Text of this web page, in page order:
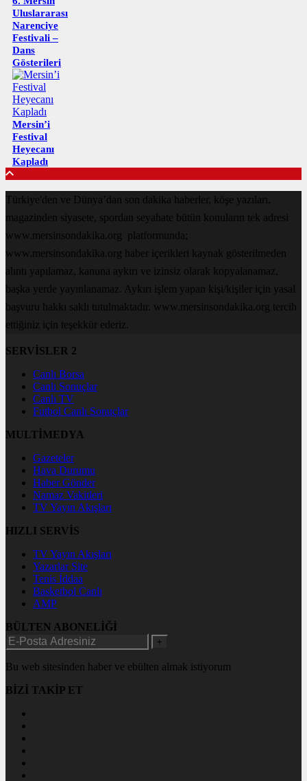
Uluslararası
Narenciye
Festivali –
Dans
Gösterileri
Mersin’i
Festival
Heyecanı
Kapladı
Türkiye'den ve Dünya’dan son dakika haberler, köşe yazıları,
magazinden siyasete, spordan seyahate bütün konuların tek adresi
www.mersinsondakika.org platformunda;
www.mersinsondakika.org haber içerikleri kaynak gösterilmeden
alıntı yapılamaz, kanuna aykırı ve izinsiz olarak kopyalanamaz,
başka yerde yayınlanamaz. Aykırı işlem yapan kişi/kişiler için yasal
başvuru hakkı saklı tutulmaktadır. www.mersinsondakika.org tercih
ettiğiniz için teşekkür ederiz.
SERVİSLER 2
Canlı Borsa
Canlı Sonuçlar
Canlı TV
Futbol Canlı Sonuçlar
MULTİMEDYA
Gazeteler
Hava Durumu
Haber Gönder
Namaz Vakitleri
TV Yayın Akışları
HIZLI SERVİS
TV Yayın Akışları
Yazarlar Site
Tenis İddaa
Basketbol Canlı
AMP
BÜLTEN ABONELİĞİ
+
Bu web sitesinden haber ve ebülten almak istiyorum
BİZİ TAKİP ET